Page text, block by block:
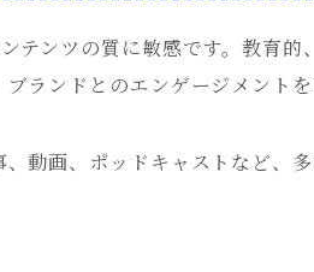
テンツの質に敏感です。教育
ブランドとのエンゲージメントを
、動画、ポッドキャストなど、